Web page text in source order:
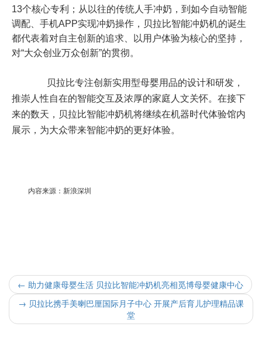
13个核心专利；从以往的传统人手冲奶，到如今自动智能
调配、手机APP实现冲奶操作，贝拉比智能冲奶机的诞生
都代表着对自主创新的追求、以用户体验为核心的坚持，
对“大众创业万众创新”的贯彻。
贝拉比专注创新实用型母婴用品的设计和研发，
推崇人性自在的智能交互及浓厚的家庭人文关怀。在接下
来的数天，贝拉比智能冲奶机将继续在机器时代体验馆内
展示，为大众带来智能冲奶的更好体验。
内容来源：新浪深圳
← 助力健康母婴生活 贝拉比智能冲奶机亮相觅博母婴健康中心
→ 贝拉比携手美喇巴厘国际月子中心 开展产后育儿护理精品课
堂